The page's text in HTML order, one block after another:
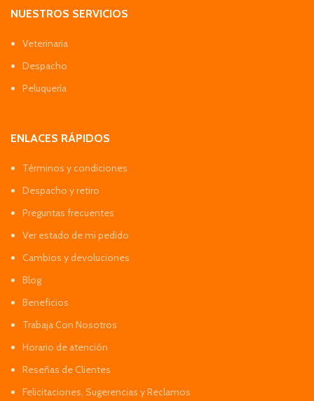
NUESTROS SERVICIOS
Veterinaria
Despacho
Peluquería
ENLACES RÁPIDOS
Términos y condiciones
Despacho y retiro
Preguntas frecuentes
Ver estado de mi pedido
Cambios y devoluciones
Blog
Beneficios
Trabaja Con Nosotros
Horario de atención
Reseñas de Clientes
Felicitaciones, Sugerencias y Reclamos